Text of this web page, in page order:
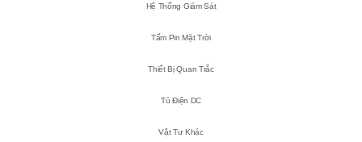
Hệ Thống Giám Sát
Tấm Pin Mặt Trời
Thiết Bị Quan Trắc
Tủ Điện DC
Vật Tư Khác